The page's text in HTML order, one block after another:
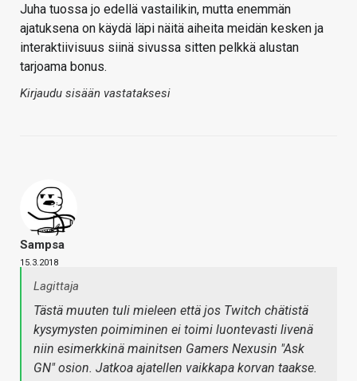
Juha tuossa jo edellä vastailikin, mutta enemmän
ajatuksena on käydä läpi näitä aiheita meidän kesken ja
interaktiivisuus siinä sivussa sitten pelkkä alustan
tarjoama bonus.
Kirjaudu sisään vastataksesi
Sampsa
15.3.2018
Lagittaja
Tästä muuten tuli mieleen että jos Twitch chätistä
kysymysten poimiminen ei toimi luontevasti livenä
niin esimerkkinä mainitsen Gamers Nexusin "Ask
GN" osion. Jatkoa ajatellen vaikkapa korvan taakse.